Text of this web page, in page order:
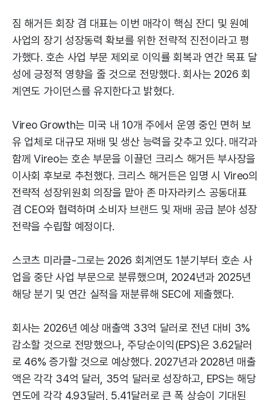
짐 해거든 회장 겸 대표는 이번 매각이 핵심 잔디 및 원예
사업의 장기 성장동력 확보를 위한 전략적 진전이라고 평
가했다. 호손 사업 부문 제외로 이익률 회복과 연간 목표 달
성에 긍정적 영향을 줄 것으로 전망했다. 회사는 2026 회
계연도 가이던스를 유지한다고 밝혔다.
Vireo Growth는 미국 내 10개 주에서 운영 중인 면허 보
유 업체로 대규모 재배 및 생산 능력을 갖추고 있다. 매각과
함께 Vireo는 호손 부문을 이끌던 크리스 해거든 부사장을
이사회 후보로 추천했다. 크리스 해거든은 임명 시 Vireo의
전략적 성장위원회 의장을 맡아 존 마자라키스 공동대표
겸 CEO와 협력하며 소비자 브랜드 및 재배 공급 분야 성장
전략을 수립할 예정이다.
스코츠 미라클-그로는 2026 회계연도 1분기부터 호손 사
업을 중단 사업 부문으로 분류했으며, 2024년과 2025년
해당 분기 및 연간 실적을 재분류해 SEC에 제출했다.
회사는 2026년 예상 매출액 33억 달러로 전년 대비 3%
감소할 것으로 전망했으나, 주당순이익(EPS)은 3.62달러
로 46% 증가할 것으로 예상했다. 2027년과 2028년 매출
액은 각각 34억 달러, 35억 달러로 성장하고, EPS는 해당
연도에 각각 4.93달러, 5.41달러로 큰 폭 상승이 기대된